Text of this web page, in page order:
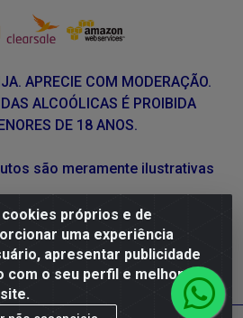
próprios e de
uma experiência
apresentar publicidade
com o seu perfil e melhorar a
APRECIE COM MODERAÇÃO.
ALCOÓLICAS É PROIBIDA
DE 18 ANOS.
são meramente ilustrativas
Abdias de Carvalho, 962 -
PE - CEP 50.640-525 - CNPJ
0001-48